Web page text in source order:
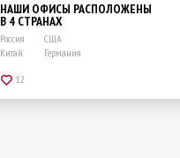
НАШИ ОФИСЫ РАСПОЛОЖЕНЫ
В 4 СТРАНАХ
Россия
Китай
США
Германия
12